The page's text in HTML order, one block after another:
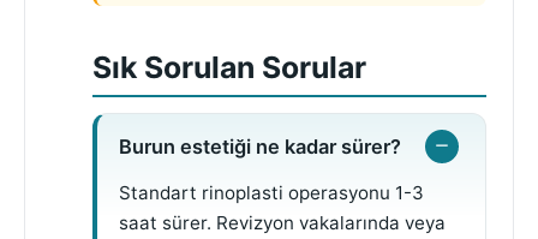
Sık Sorulan Sorular
Burun estetiği ne kadar sürer?
Standart rinoplasti operasyonu 1-3
saat sürer. Revizyon vakalarında veya